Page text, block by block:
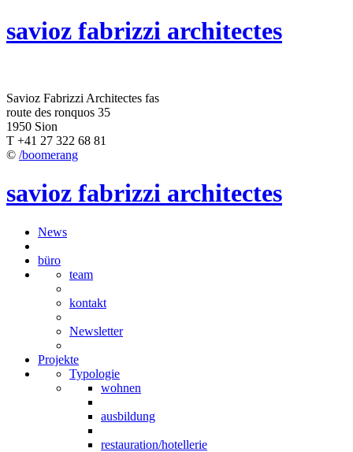
savioz fabrizzi architectes
Savioz Fabrizzi Architectes fas
route des ronquos 35
1950 Sion
T +41 27 322 68 81
© /boomerang
savioz fabrizzi architectes
News
büro
team
kontakt
Newsletter
Projekte
Typologie
wohnen
ausbildung
restauration/hotellerie